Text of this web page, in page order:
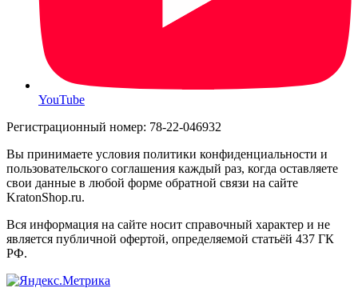
YouTube
Регистрационный номер: 78-22-046932
Вы принимаете условия политики конфиденциальности и
пользовательского соглашения каждый раз, когда оставляете
свои данные в любой форме обратной связи на сайте
KratonShop.ru.
Вся информация на сайте носит справочный характер и не
является публичной офертой, определяемой статьёй 437 ГК
РФ.